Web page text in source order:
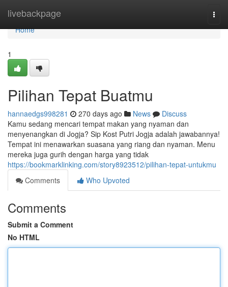
livebackpage
Home
Home
1
Pilihan Tepat Buatmu
hannaedgs998281 270 days ago News
Discuss
Kamu sedang mencari tempat makan yang nyaman dan
menyenangkan di Jogja? Sip Kost Putri Jogja adalah jawabannya!
Tempat ini menawarkan suasana yang riang dan nyaman. Menu
mereka juga gurih dengan harga yang tidak
https://bookmarklinking.com/story8923512/pilihan-tepat-untukmu
Comments
Who Upvoted
Comments
Submit a Comment
No HTML